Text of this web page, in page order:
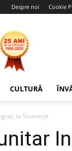
Despre noi Cookie
CULTURĂ
la Stoenești